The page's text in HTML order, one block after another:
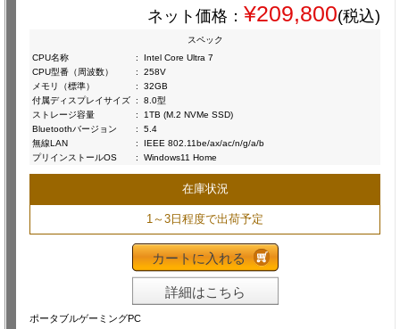
ネット価格： ¥209,800(税込)
スペック
CPU名称
:
Intel Core Ultra 7
CPU型番（周波数）
:
258V
メモリ（標準）
:
32GB
付属ディスプレイサイズ :
8.0型
ストレージ容量
:
1TB (M.2 NVMe SSD)
Bluetoothバージョン
:
5.4
無線LAN
:
IEEE 802.11be/ax/ac/n/g/a/b
プリインストールOS
: Windows11 Home
在庫状況
1～3日程度で出荷予定
カートに入れる
詳細はこちら
ポータブルゲーミングPC